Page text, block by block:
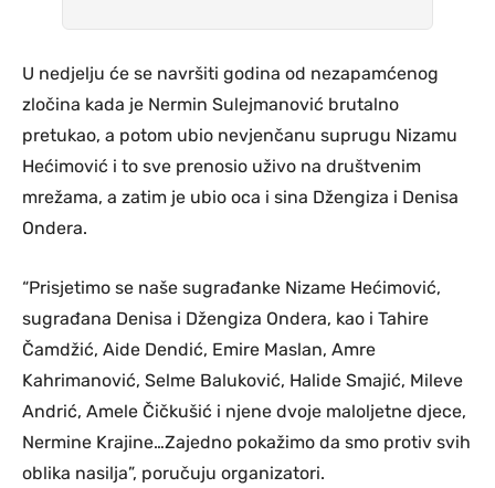
U nedjelju će se navršiti godina od nezapamćenog
zločina kada je Nermin Sulejmanović brutalno
pretukao, a potom ubio nevjenčanu suprugu Nizamu
Hećimović i to sve prenosio uživo na društvenim
mrežama, a zatim je ubio oca i sina Džengiza i Denisa
Ondera.
“Prisjetimo se naše sugrađanke Nizame Hećimović,
sugrađana Denisa i Džengiza Ondera, kao i Tahire
Čamdžić, Aide Dendić, Emire Maslan, Amre
Kahrimanović, Selme Baluković, Halide Smajić, Mileve
Andrić, Amele Čičkušić i njene dvoje maloljetne djece,
Nermine Krajine…Zajedno pokažimo da smo protiv svih
oblika nasilja”, poručuju organizatori.